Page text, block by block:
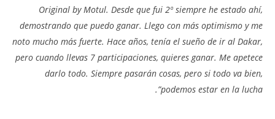
Original by Motul. Desde que fui 2º siempre he estado ahí,
demostrando que puedo ganar. Llego con más optimismo y me
noto mucho más fuerte. Hace años, tenía el sueño de ir al Dakar,
pero cuando llevas 7 participaciones, quieres ganar. Me apetece
darlo todo. Siempre pasarán cosas, pero si todo va bien,
podemos estar en la lucha”.